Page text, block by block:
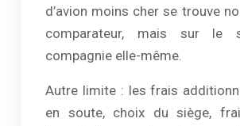
d’avion moins cher se trouve
comparateur, mais sur
compagnie elle-même.
Autre limite : les frais
en soute, choix du siège,